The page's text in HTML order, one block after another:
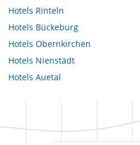
Hotels Rinteln
Hotels Bückeburg
Hotels Obernkirchen
Hotels Nienstädt
Hotels Auetal